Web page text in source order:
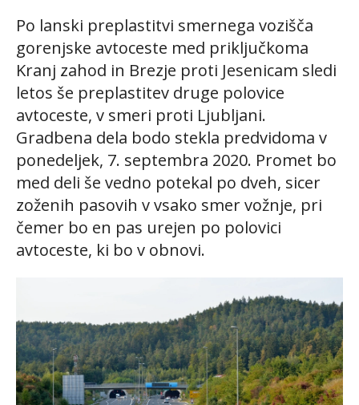
Po lanski preplastitvi smernega vozišča
gorenjske avtoceste med priključkoma
Kranj zahod in Brezje proti Jesenicam sledi
letos še preplastitev druge polovice
avtoceste, v smeri proti Ljubljani.
Gradbena dela bodo stekla predvidoma v
ponedeljek, 7. septembra 2020. Promet bo
med deli še vedno potekal po dveh, sicer
zoženih pasovih v vsako smer vožnje, pri
čemer bo en pas urejen po polovici
avtoceste, ki bo v obnovi.